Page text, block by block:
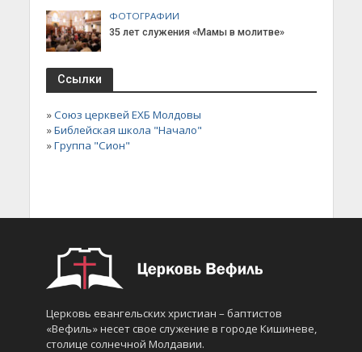
ФОТОГРАФИИ
35 лет служения «Мамы в молитве»
Ссылки
»Союз церквей ЕХБ Молдовы
»Библейская школа "Начало"
»Группа "Сион"
Церковь евангельских христиан – баптистов
«Вефиль» несет свое служение в городе Кишиневе,
столице солнечной Молдавии.